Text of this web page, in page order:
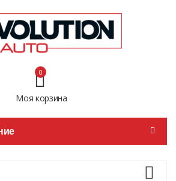
Моя корзина
0